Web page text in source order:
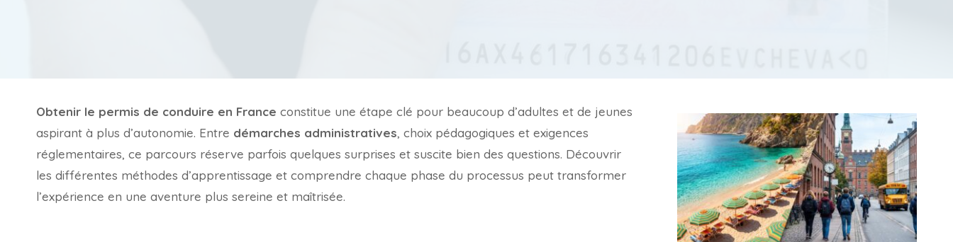
Obtenir le permis de conduire en France constitue une étape clé pour beaucoup d’adultes et de jeunes
aspirant à plus d’autonomie. Entre démarches administratives, choix pédagogiques et exigences
réglementaires, ce parcours réserve parfois quelques surprises et suscite bien des questions. Découvrir
les différentes méthodes d’apprentissage et comprendre chaque phase du processus peut transformer
l’expérience en une aventure plus sereine et maîtrisée.